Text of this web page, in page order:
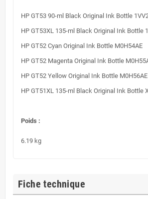
HP GT53 90-ml Black Original Ink Bottle
HP GT53XL 135-ml Black Original Ink Bottle
HP GT52 Cyan Original Ink Bottle M0H54AE
HP GT52 Magenta Original Ink Bottle
HP GT52 Yellow Original Ink Bottle M0H56AE
HP GT51XL 135-ml Black Original Ink Bottle
Poids :
6.19 kg
Fiche technique